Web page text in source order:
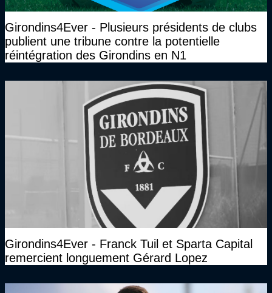
Girondins4Ever - Plusieurs présidents de clubs
publient une tribune contre la potentielle
réintégration des Girondins en N1
Girondins4Ever - Franck Tuil et Sparta Capital
remercient longuement Gérard Lopez